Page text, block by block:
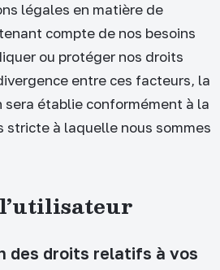
légales en matière de
compte de nos besoins
ou protéger nos droits
entre ces facteurs, la
sera établie conformément à la
stricte à laquelle nous sommes
des droits relatifs à vos